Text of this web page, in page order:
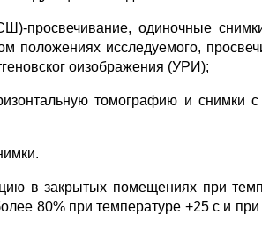
просвечивание, одиночные
положениях исследуемого,
оизображения (УРИ);
томографию и снимки
в закрытых помещениях при
80% при температуре +25 с и